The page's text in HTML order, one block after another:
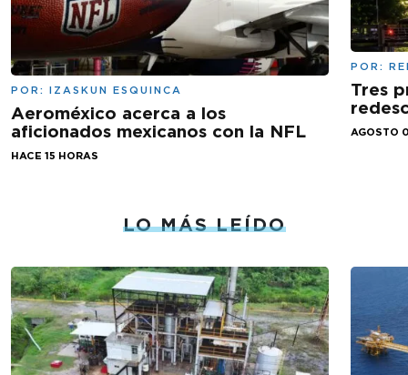
POR: IZASKUN ESQUINCA
Aeroméxico acerca a los
aficionados mexicanos con la NFL
HACE 15 HORAS
POR:
Tres
AGOSTO
LO MÁS LEÍDO